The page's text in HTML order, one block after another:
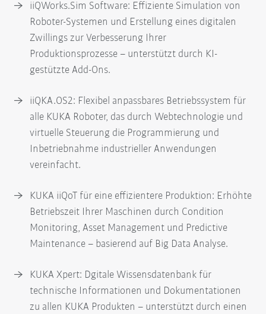
iiQWorks.Sim Software: Effiziente Simulation von
Roboter-Systemen und Erstellung eines digitalen
Zwillings zur Verbesserung Ihrer
Produktionsprozesse – unterstützt durch KI-
gestützte Add-Ons.
iiQKA.OS2: Flexibel anpassbares Betriebssystem für
alle KUKA Roboter, das durch Webtechnologie und
virtuelle Steuerung die Programmierung und
Inbetriebnahme industrieller Anwendungen
vereinfacht.
KUKA iiQoT für eine effizientere Produktion: Erhöhte
Betriebszeit Ihrer Maschinen durch Condition
Monitoring, Asset Management und Predictive
Maintenance – basierend auf Big Data Analyse.
KUKA Xpert: Dgitale Wissensdatenbank für
technische Informationen und Dokumentationen
zu allen KUKA Produkten – unterstützt durch einen